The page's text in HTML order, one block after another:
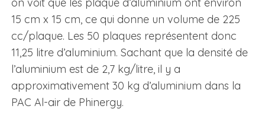
15 cm x 15 cm, ce qui donne un volume de 225
cc/plaque. Les 50 plaques représentent donc
11,25 litre d’aluminium. Sachant que la densité de
l’aluminium est de 2,7 kg/litre, il y a
approximativement 30 kg d’aluminium dans la
PAC Al-air de Phinergy.